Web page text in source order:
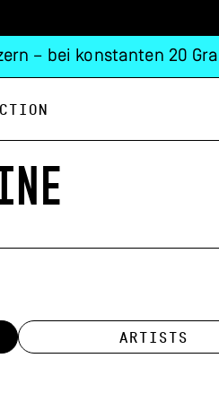
– bei konstanten 20
ARTISTS